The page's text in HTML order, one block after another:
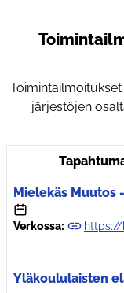
järjestöjen
Mielekäs Muutos
Verkossa:
Yläkoululaisten